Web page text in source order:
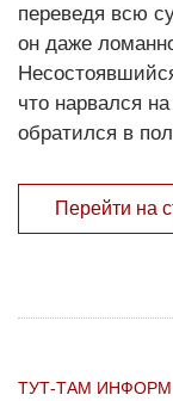
переведя всю
он даже
что нарвался
обратился в
Перейти на
ТУТ-ТАМ ИНФОРМ